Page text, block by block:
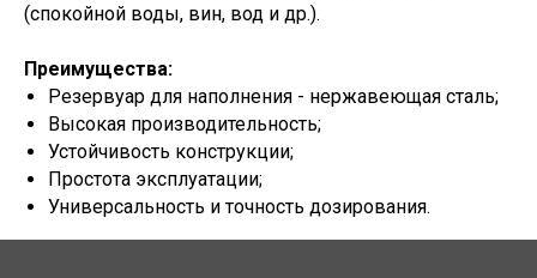
(спокойной воды, вин, вод и др.).
Преимущества:
Резервуар для наполнения - нержавеющая сталь;
Высокая производительность;
Устойчивость конструкции;
Простота эксплуатации;
Универсальность и точность дозирования.